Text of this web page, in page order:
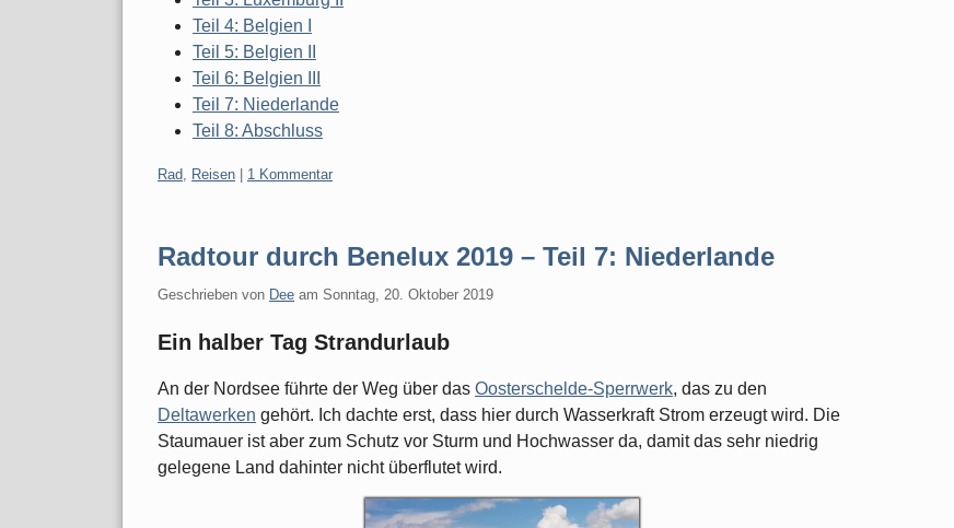
Teil 4: Belgien I
Teil 5: Belgien II
Teil 6: Belgien III
Teil 7: Niederlande
Teil 8: Abschluss
Kategorien:
Rad Reisen | 1 Kommentar
Radtour durch Benelux 2019 – Teil 7: Niederlande
Geschrieben von Dee am Sonntag, 20. Oktober 2019
Ein halber Tag Strandurlaub
An der Nordsee führte der Weg über das Oosterschelde-Sperrwerk, das zu den
Deltawerken gehört. Ich dachte erst, dass hier durch Wasserkraft Strom erzeugt wird. Die
Staumauer ist aber zum Schutz vor Sturm und Hochwasser da, damit das sehr niedrig
gelegene Land dahinter nicht überflutet wird.